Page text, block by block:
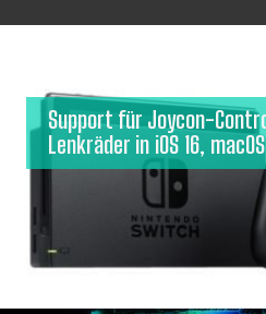
Support für Joycon-
Lenkräder in iOS 16,